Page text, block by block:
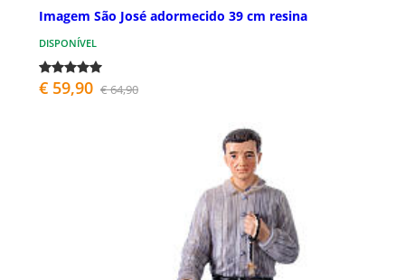
Imagem São José adormecido 39 cm resina
DISPONÍVEL
€ 59,90 € 64,90